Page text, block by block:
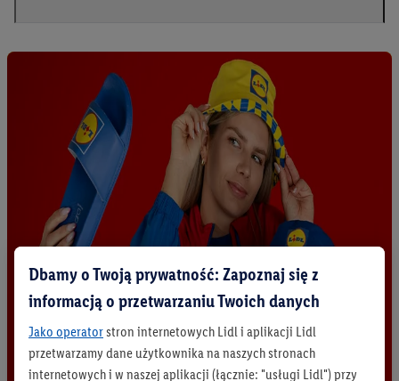
Dbamy o Twoją prywatność: Zapoznaj się z
informacją o przetwarzaniu Twoich danych
Jako operatorstron internetowych Lidl i aplikacji Lidl
przetwarzamy dane użytkownika na naszych stronach
internetowych i w naszej aplikacji (łącznie: "usługi Lidl") przy